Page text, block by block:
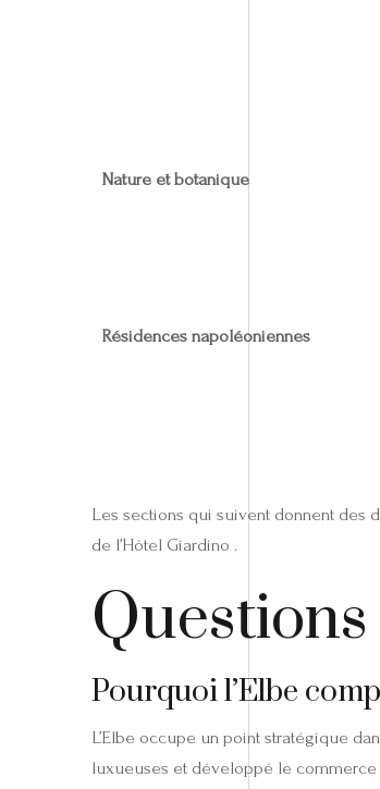
Nature et botanique
Résidences napoléoniennes
Les sections qui suivent donnent des
de l’Hôtel Giardino .
Pourquoi l’Elbe
L’Elbe occupe un point stratégique
luxueuses et développé le commerce